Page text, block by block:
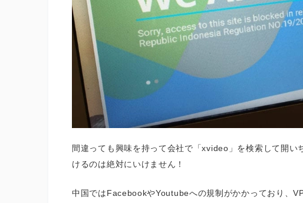
間違っても興味を持って会社で「xvideo」を検索して開い
けるのは絶対にいけません！
中国ではFacebookやYoutubeへの規制がかかっており、